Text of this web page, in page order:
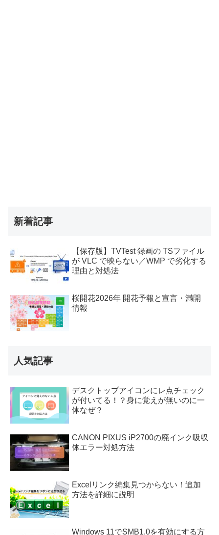
新着記事
【保存版】TVTest 録画の TSファイル
が VLC で映らない／WMP で劣化する
理由と対処法
桜開花2026年 開花予報と宣言・満開
情報
人気記事
デスクトップアイコンにレ点チェック
が付いてる！？身に覚えが無いのに一
体なぜ？
CANON PIXUS iP2700の廃インク吸収
体エラー対処方法
Excelリンク編集見つからない！追加
方法を詳細に説明
Windows 11でSMB1.0を有効にする方